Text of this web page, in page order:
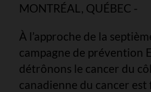
MONTRÉAL, QUÉBEC -
À l’approche de la
campagne de prévention
détrônons le cancer du
canadienne du cancer est